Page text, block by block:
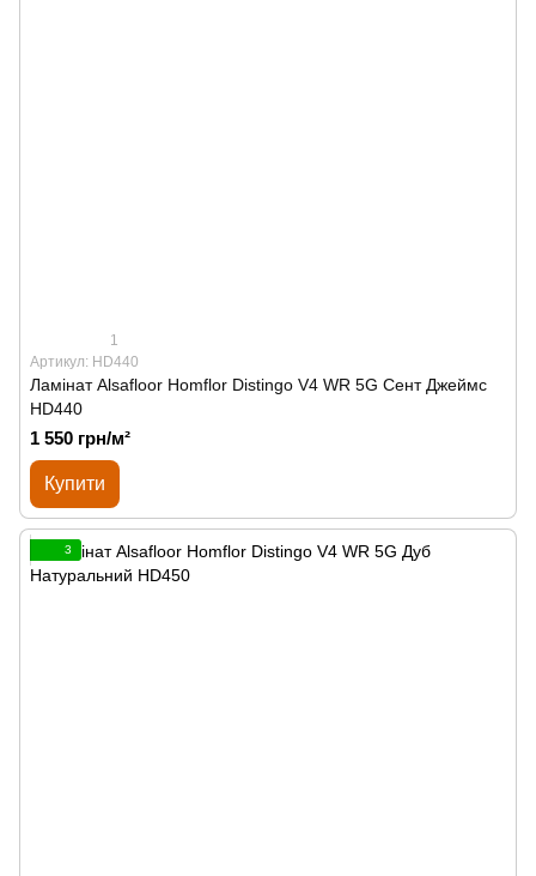
1
Артикул: HD440
Ламінат Alsafloor Homflor Distingo V4 WR 5G Сент Джеймс
HD440
1 550 грн/м²
Купити
3